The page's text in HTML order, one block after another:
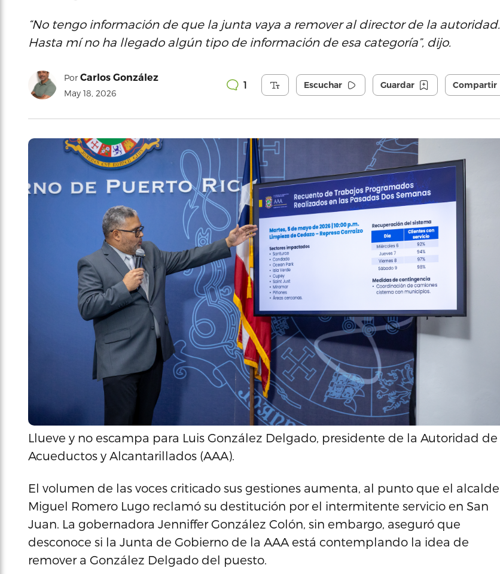
“No tengo información de que la junta vaya a remover al director de la autoridad.
Hasta mí no ha llegado algún tipo de información de esa categoría”, dijo.
Por Carlos González
May 18, 2026
1 Escuchar Guardar Compartir
Llueve y no escampa para Luis González Delgado, presidente de la Autoridad de
Acueductos y Alcantarillados (AAA).
El volumen de las voces criticado sus gestiones aumenta, al punto que el alcalde
Miguel Romero Lugo reclamó su destitución por el intermitente servicio en San
Juan. La gobernadora Jenniffer González Colón, sin embargo, aseguró que
desconoce si la Junta de Gobierno de la AAA está contemplando la idea de
remover a González Delgado del puesto.